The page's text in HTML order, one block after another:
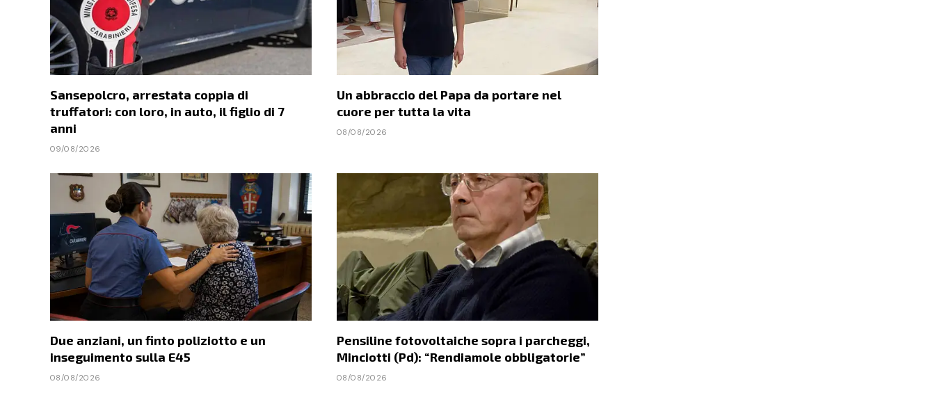
Sansepolcro, arrestata coppia di
truffatori: con loro, in auto, il figlio di 7
anni
09/08/2026
Un abbraccio del Papa da portare nel
cuore per tutta la vita
08/08/2026
Due anziani, un finto poliziotto e un
inseguimento sulla E45
08/08/2026
Pensiline fotovoltaiche sopra i parcheggi,
Minciotti (Pd): “Rendiamole obbligatorie”
08/08/2026